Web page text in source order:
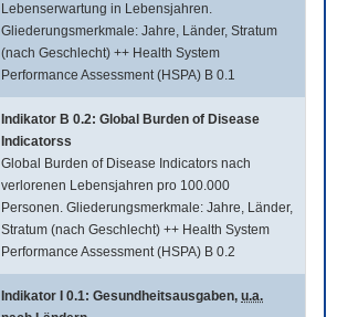
Lebenserwartung in Lebensjahren.
Gliederungsmerkmale: Jahre, Länder, Stratum
(nach Geschlecht) ++ Health System
Performance Assessment (HSPA) B 0.1
Indikator B 0.2: Global Burden of Disease
Indicatorss
Global Burden of Disease Indicators nach
verlorenen Lebensjahren pro 100.000
Personen. Gliederungsmerkmale: Jahre, Länder,
Stratum (nach Geschlecht) ++ Health System
Performance Assessment (HSPA) B 0.2
Indikator I 0.1: Gesundheitsausgaben, u.a.